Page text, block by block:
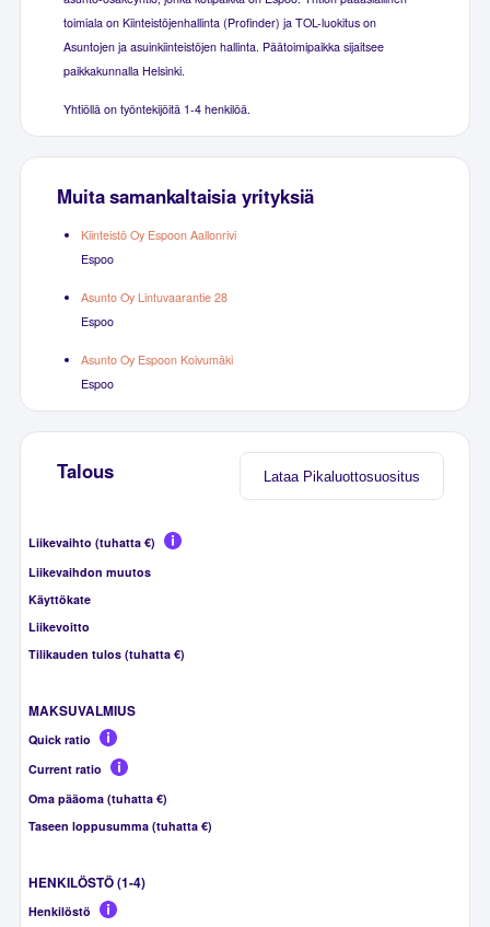
toimiala on Kiinteistöjenhallinta (Profinder) ja TOL-luokitus on
Asuntojen ja asuinkiinteistöjen hallinta. Päätoimipaikka sijaitsee
paikkakunnalla Helsinki.
Yhtiöllä on työntekijöitä 1-4 henkilöä.
Muita samankaltaisia yrityksiä
Kiinteistö Oy Espoon Aallonrivi
Espoo
Asunto Oy Lintuvaarantie 28
Espoo
Asunto Oy Espoon Koivumäki
Espoo
Lataa Pikaluottosuositus
Talous
Liikevaihto (tuhatta €)
Liikevaihdon muutos
Käyttökate
Liikevoitto
Tilikauden tulos (tuhatta €)
MAKSUVALMIUS
Quick ratio
Current ratio
Oma pääoma (tuhatta €)
Taseen loppusumma (tuhatta €)
HENKILÖSTÖ (1-4)
Henkilöstö